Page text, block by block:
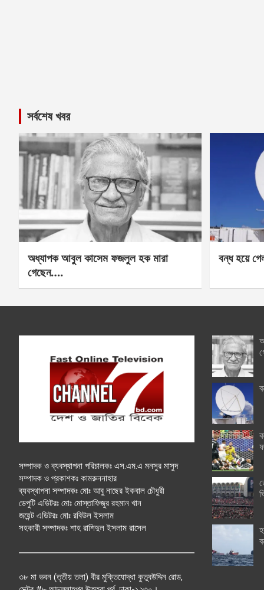
সর্বশেষ খবর
অধ্যাপক আবুল কাসেম ফজলুল হক মারা
গেছেন….
বন্ধ হয়ে
সম্পাদক ও ব্যবস্থাপনা পরিচালকঃ এস.এম.এ মনসুর মাসুদ
সম্পাদক ও প্রকাশকঃ কামরুননাহার
ব্যবস্থাপনা সম্পাদকঃ মোঃ আবু নাছের ইকবাল চৌধুরী
ডেপুটি এডিটরঃ মোঃ মোস্তাফিজুর রহমান খান
জয়েন্ট এডিটরঃ মোঃ রবিউল ইসলাম
সহকারী সম্পাদকঃ শাহ রাশিদুল ইসলাম রাসেল
৩৮ মা ভবন (তৃতীয় তলা) বীর মুক্তিযোদ্ধা কুতুবউদ্দিন রোড,